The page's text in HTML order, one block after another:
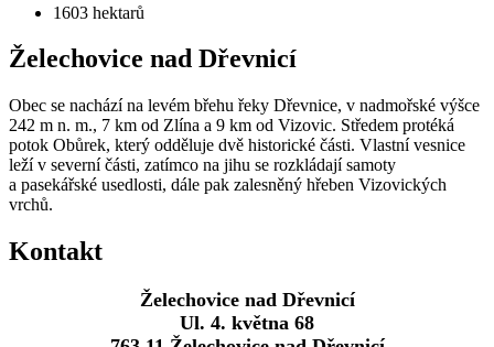
1603 hektarů
Želechovice nad Dřevnicí
Obec se nachází na levém břehu řeky Dřevnice, v nadmořské výšce
242 m n. m., 7 km od Zlína a 9 km od Vizovic. Středem protéká
potok Obůrek, který odděluje dvě historické části. Vlastní vesnice
leží v severní části, zatímco na jihu se rozkládají samoty
a pasekářské usedlosti, dále pak zalesněný hřeben Vizovických
vrchů.
Kontakt
Želechovice nad Dřevnicí
Ul. 4. května 68